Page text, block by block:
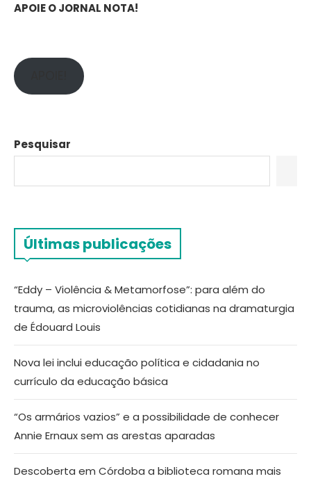
APOIE O JORNAL NOTA!
Pesquisar
Últimas publicações
“Eddy – Violência & Metamorfose”: para além do
trauma, as microviolências cotidianas na dramaturgia
de Édouard Louis
Nova lei inclui educação política e cidadania no
currículo da educação básica
“Os armários vazios” e a possibilidade de conhecer
Annie Ernaux sem as arestas aparadas
Descoberta em Córdoba a biblioteca romana mais